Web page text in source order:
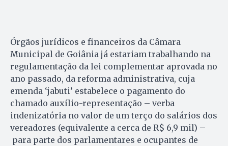
Órgãos jurídicos e financeiros da Câmara
Municipal de Goiânia já estariam trabalhando na
regulamentação da lei complementar aprovada no
ano passado, da reforma administrativa, cuja
emenda ‘jabuti’ estabelece o pagamento do
chamado auxílio-representação – verba
indenizatória no valor de um terço do salários dos
vereadores (equivalente a cerca de R$ 6,9 mil) –
para parte dos parlamentares e ocupantes de